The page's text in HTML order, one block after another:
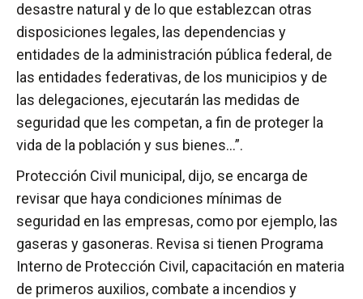
desastre natural y de lo que establezcan otras
disposiciones legales, las dependencias y
entidades de la administración pública federal, de
las entidades federativas, de los municipios y de
las delegaciones, ejecutarán las medidas de
seguridad que les competan, a fin de proteger la
vida de la población y sus bienes…”.
Protección Civil municipal, dijo, se encarga de
revisar que haya condiciones mínimas de
seguridad en las empresas, como por ejemplo, las
gaseras y gasoneras. Revisa si tienen Programa
Interno de Protección Civil, capacitación en materia
de primeros auxilios, combate a incendios y